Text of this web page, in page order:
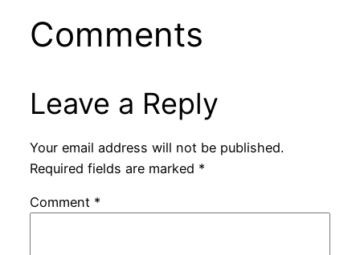
Comments
Leave a Reply
Your email address will not be published.
Required fields are marked *
Comment *